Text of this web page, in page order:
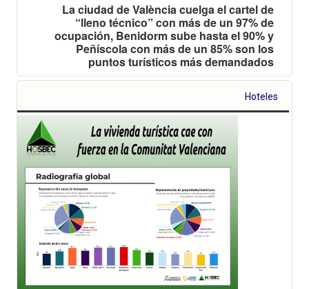
La ciudad de València cuelga el cartel de
“lleno técnico” con más de un 97% de
ocupación, Benidorm sube hasta el 90% y
Peñíscola con más de un 85% son los
puntos turísticos más demandados
Hoteles